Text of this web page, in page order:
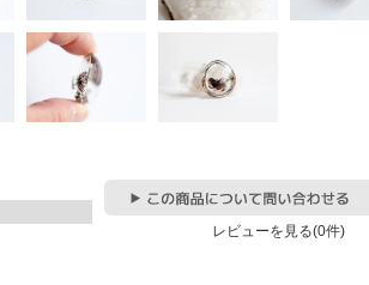
レビューを見る(0件)